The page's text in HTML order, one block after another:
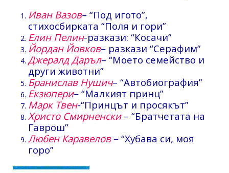
Иван Вазов– “Под игото”,
стихосбирката “Поля и гори”
Елин Пелин-разкази: “Косачи”
Йордан Йовков– разкази “Серафим”
Джералд Даръл– “Моето семейство и
други животни”
Бранислав Нушич– “Автобиография”
Екзюпери– “Малкият принц”
Марк Твен-“Принцът и просякът”
Христо Смирненски– “Братчетата на
Гаврош”
Любен Каравелов– “Хубава си, моя
горо”